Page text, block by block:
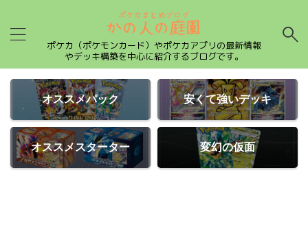
ポケカ（ポケモンカード）やポケカアプリの最新情報
やデッキ構築を中心に紹介するブログです。
オススメパック 安くて強いデッキ
オススメスターター 変幻の仮面